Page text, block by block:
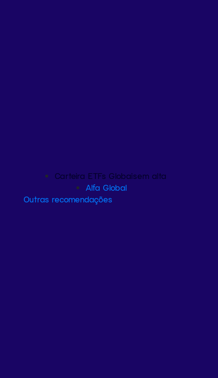
Carteira ETFs Globaisem alta
Alfa Global
Outras recomendações